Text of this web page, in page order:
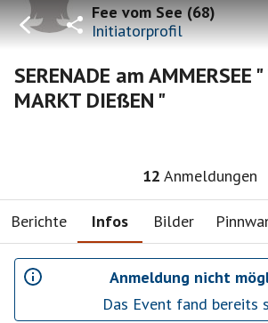
Fee vom See(68)
Initiatorprofil
SERENADE am AMMERSEE
MARKT DIEßEN "
12 Anmeldungen
Berichte Infos Bilder
Anmeldung nicht
Das Event fand bereits